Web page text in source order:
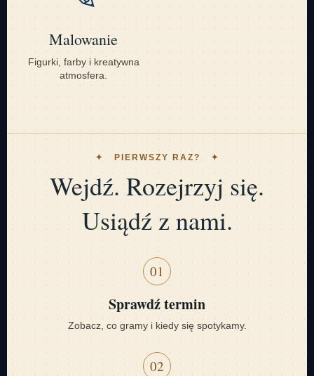
Malowanie
Figurki, farby i kreatywna
atmosfera.
✦ PIERWSZY RAZ? ✦
Wejdź. Rozejrzyj się.
Usiądź z nami.
01
Sprawdź termin
Zobacz, co gramy i kiedy się spotykamy.
02